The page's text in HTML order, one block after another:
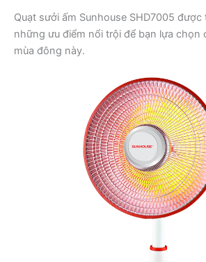
Quạt sưởi ấm Sunhouse SHD7005 được
những ưu điểm nổi trội để bạn lựa chọn
mùa đông này.